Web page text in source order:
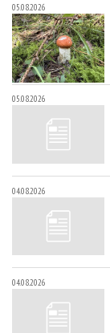
05.08.2026
05.08.2026
04.08.2026
04.08.2026